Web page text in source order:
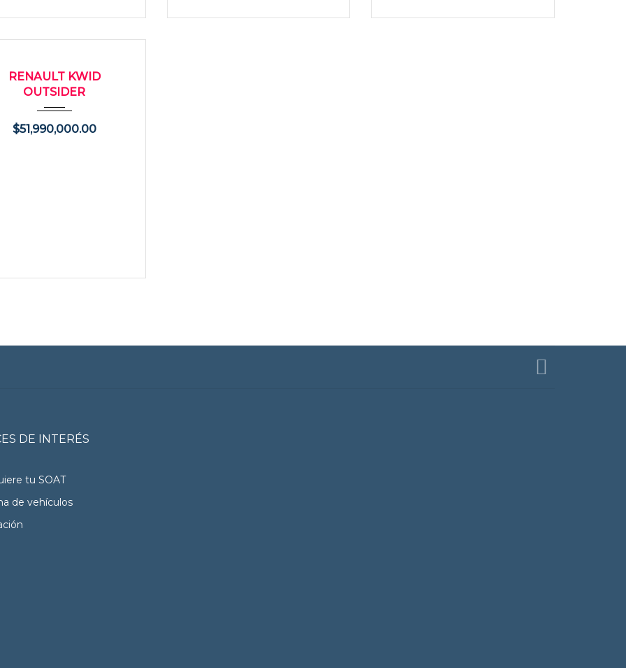
RENAULT KWID
OUTSIDER
$51,990,000.00
DE INTERÉS
tu SOAT
de vehículos